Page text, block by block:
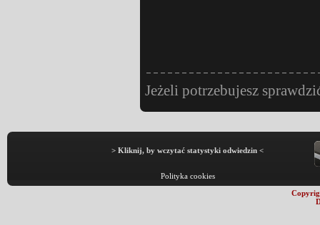
Jeżeli potrzebujesz
> Kliknij, by wczytać statystyki odwiedzin <
Polityka cookies